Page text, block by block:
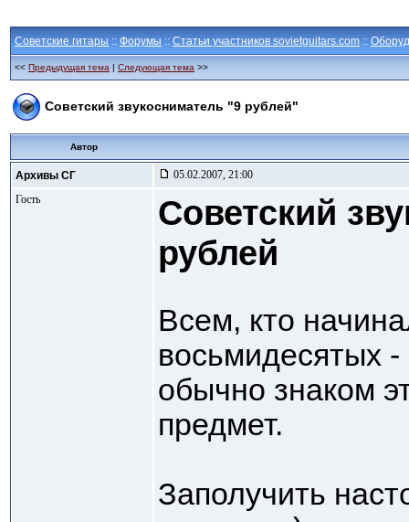
Советские гитары :: Форумы :: Статьи участников sovietguitars.com ::
<< Предыдущая тема | Следующая тема >>
Советский звукосниматель "9 рублей"
Автор
Архивы СГ
05.02.2007, 21:00
Гость
Советский
рублей
Всем, кто
восьмидесятых
обычно знаком
предмет.
Заполучить